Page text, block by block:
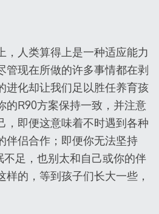
，人类算得上是一种适应能力
管现在所做的许多事情都在剥
进化却让我们足以胜任养育孩
的R90方案保持一致，并注意
，即便这意味着不时遇到各种
伴侣合作；即便你无法坚持
不足，也别太和自己或你的伴
的，等到孩子们长大一些，